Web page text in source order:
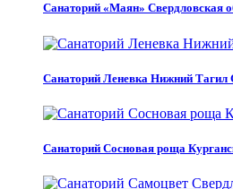
Санаторий «Маян» Свердловская
Санаторий Леневка Нижний Тагил
Санаторий Сосновая роща